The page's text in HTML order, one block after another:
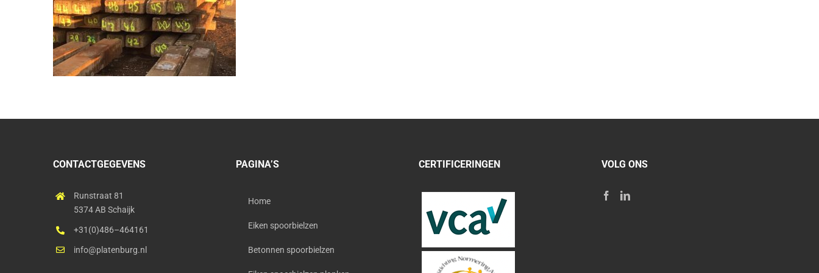
CONTACTGEGEVENS
Runstraat 81
5374 AB Schaijk
+31(0)486–464161
info@platenburg.nl
PAGINA’S
Home
Eiken spoorbielzen
Betonnen spoorbielzen
CERTIFICERINGEN VOLG ONS